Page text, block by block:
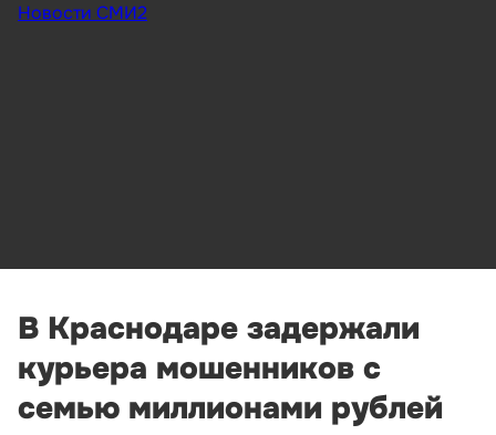
Новости СМИ2
В Краснодаре задержали
курьера мошенников с
семью миллионами рублей